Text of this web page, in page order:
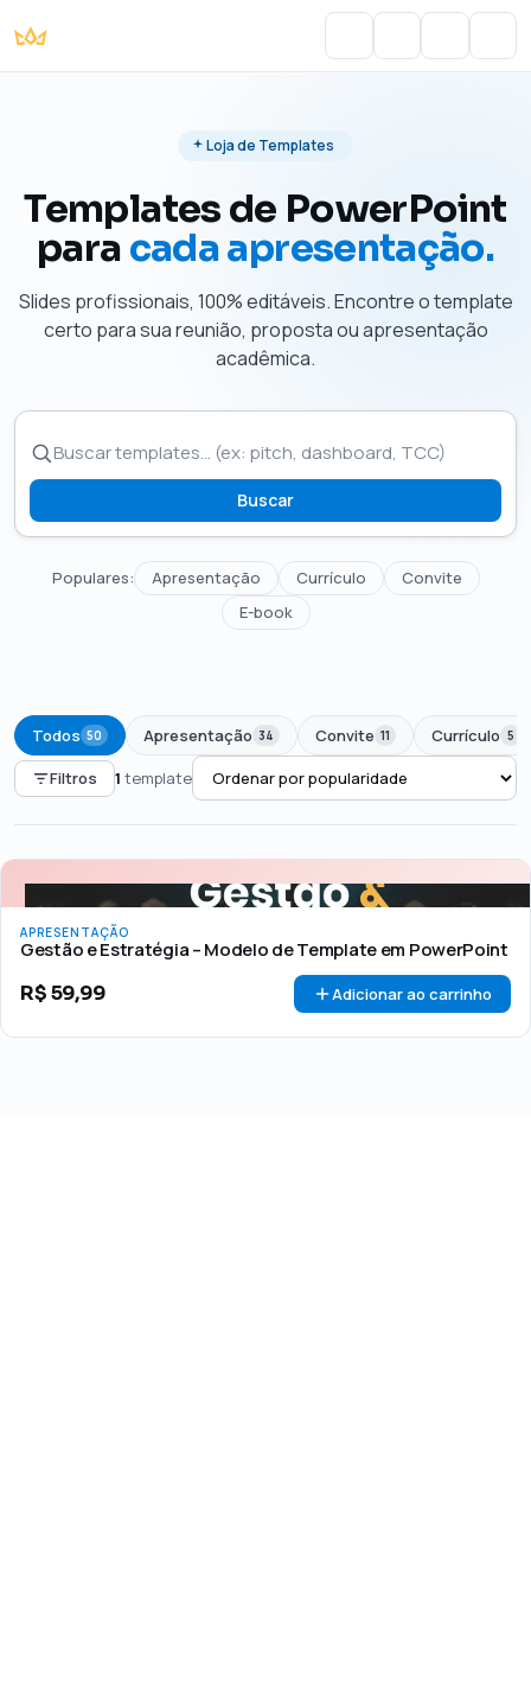
Loja de Templates
Templates de PowerPoint
para cada apresentação.
Slides profissionais, 100% editáveis. Encontre o template
certo para sua reunião, proposta ou apresentação
acadêmica.
Buscar
Populares: Apresentação Currículo
Convite
E-book
Todos 50 Apresentação 34 Convite 11 Currículo 5
Filtros 1 template
PREÇO
Todos Até R$50 R$50 – R$100 Acima de R$100
OFERTA 🏷 Em promoção
APRESENTAÇÃO
Gestão e Estratégia – Modelo de Template em PowerPoint
R$59,99 Adicionar ao carrinho